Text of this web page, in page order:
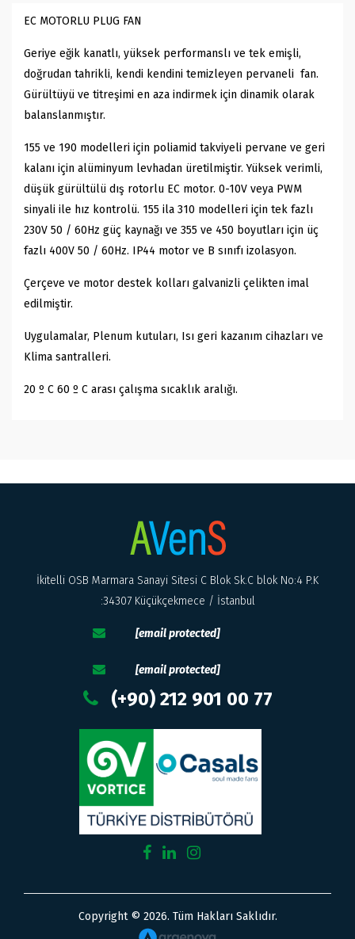
EC MOTORLU PLUG FAN
Geriye eğik kanatlı, yüksek performanslı ve tek emişli,
doğrudan tahrikli, kendi kendini temizleyen pervaneli fan.
Gürültüyü ve titreşimi en aza indirmek için dinamik olarak
balanslanmıştır.
155 ve 190 modelleri için poliamid takviyeli pervane ve geri
kalanı için alüminyum levhadan üretilmiştir. Yüksek verimli,
düşük gürültülü dış rotorlu EC motor. 0-10V veya PWM
sinyali ile hız kontrolü. 155 ila 310 modelleri için tek fazlı
230V 50 / 60Hz güç kaynağı ve 355 ve 450 boyutları için üç
fazlı 400V 50 / 60Hz. IP44 motor ve B sınıfı izolasyon.
Çerçeve ve motor destek kolları galvanizli çelikten imal
edilmiştir.
Uygulamalar, Plenum kutuları, Isı geri kazanım cihazları ve
Klima santralleri.
20 º C 60 º C arası çalışma sıcaklık aralığı.
İkitelli OSB Marmara Sanayi Sitesi C Blok Sk.C blok No:4 P.K
:34307 Küçükçekmece / İstanbul
[email protected]
[email protected]
(+90) 212 901 00 77
Copyright © 2026. Tüm Hakları Saklıdır.